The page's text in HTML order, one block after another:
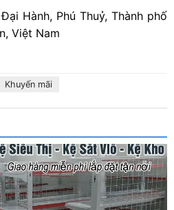
Hành, Phú Thuỷ, Thành phố
Việt Nam
Khuyến mãi